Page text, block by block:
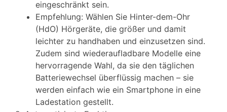
eingeschränkt sein.
Empfehlung: Wählen Sie Hinter-dem-Ohr
(HdO) Hörgeräte, die größer und damit
leichter zu handhaben und einzusetzen sind.
Zudem sind wiederaufladbare Modelle eine
hervorragende Wahl, da sie den täglichen
Batteriewechsel überflüssig machen – sie
werden einfach wie ein Smartphone in eine
Ladestation gestellt.